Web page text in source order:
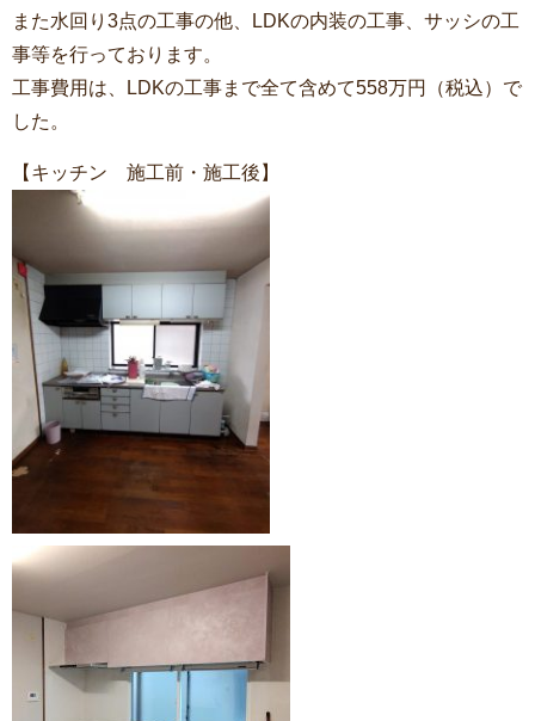
また水回り3点の工事の他、LDKの内装の工事、サッシの工
事等を行っております。
工事費用は、LDKの工事まで全て含めて558万円（税込）で
した。
【キッチン 施工前・施工後】